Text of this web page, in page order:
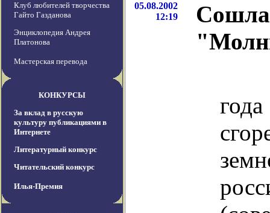
Клуб любителей творчества
Гайто Газданова
Энциклопедия Андрея
Платонова
Мастерская перевода
КОНКУРСЫ
За вклад в русскую
культуру публикациями в
Интернете
Литературный конкурс
Читательский конкурс
Илья-Премия
05.08.2002
12:19